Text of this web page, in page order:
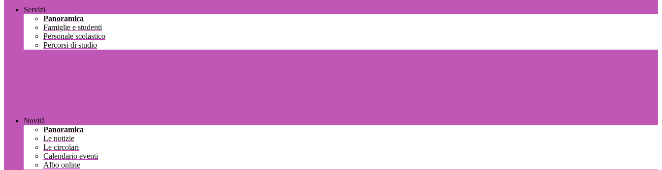
Servizi
Panoramica
Famiglie e studenti
Personale scolastico
Percorsi di studio
Novità
Panoramica
Le notizie
Le circolari
Calendario eventi
Albo online